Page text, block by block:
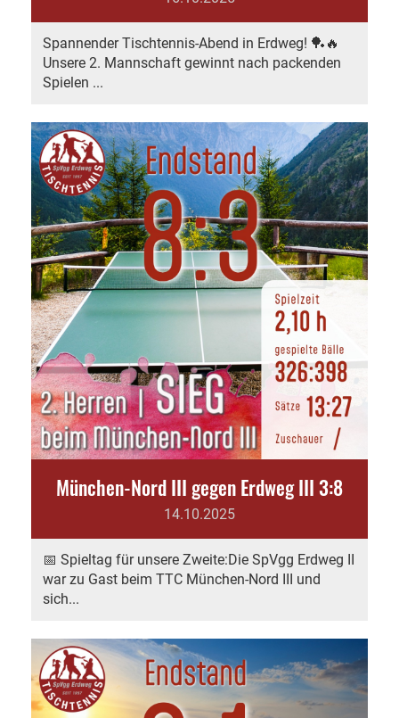
Spannender Tischtennis-Abend in Erdweg! 🏓🔥
Unsere 2. Mannschaft gewinnt nach packenden
Spielen ...
München-Nord III gegen Erdweg III 3:8
14.10.2025
📅 Spieltag für unsere Zweite:Die SpVgg Erdweg II
war zu Gast beim TTC München-Nord III und
sich...